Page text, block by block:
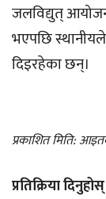
जलविद्युत्
भएपछि
दिइरहेका छन्।
प्रकाशित मिति:
प्रतिक्रिया दिनुहोस्